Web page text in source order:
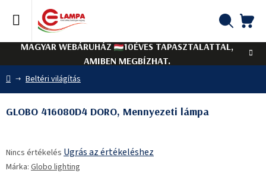
tartalomhoz
MAGYAR WEBÁRUHÁZ
10ÉVES TAPASZTALATTAL,
AMIBEN MEGBÍZHAT.
Kezdőlap
Beltéri világítás
GLOBO 416080D4 DORO, Mennyezeti lámpa
termék
átlagos
Nincs értékelés Ugrás az értékeléshez
Márka: Globo lighting